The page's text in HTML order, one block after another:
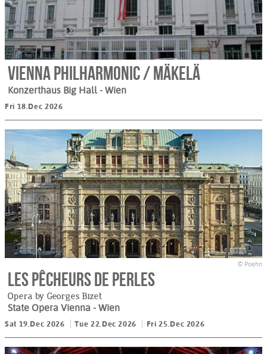
Vienna Philharmonic / Mäkelä
Konzerthaus Big Hall - Wien
Fri 18.Dec 2026
© Poehn
Les Pêcheurs de perles
Opera by Georges Bizet
State Opera Vienna - Wien
Sat 19.Dec 2026 Tue 22.Dec 2026 Fri 25.Dec 2026